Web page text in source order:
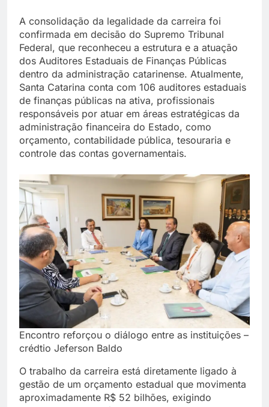
A consolidação da legalidade da carreira foi
confirmada em decisão do Supremo Tribunal
Federal, que reconheceu a estrutura e a atuação
dos Auditores Estaduais de Finanças Públicas
dentro da administração catarinense. Atualmente,
Santa Catarina conta com 106 auditores estaduais
de finanças públicas na ativa, profissionais
responsáveis por atuar em áreas estratégicas da
administração financeira do Estado, como
orçamento, contabilidade pública, tesouraria e
controle das contas governamentais.
Encontro reforçou o diálogo entre as instituições –
crédtio Jeferson Baldo
O trabalho da carreira está diretamente ligado à
gestão de um orçamento estadual que movimenta
aproximadamente R$ 52 bilhões, exigindo